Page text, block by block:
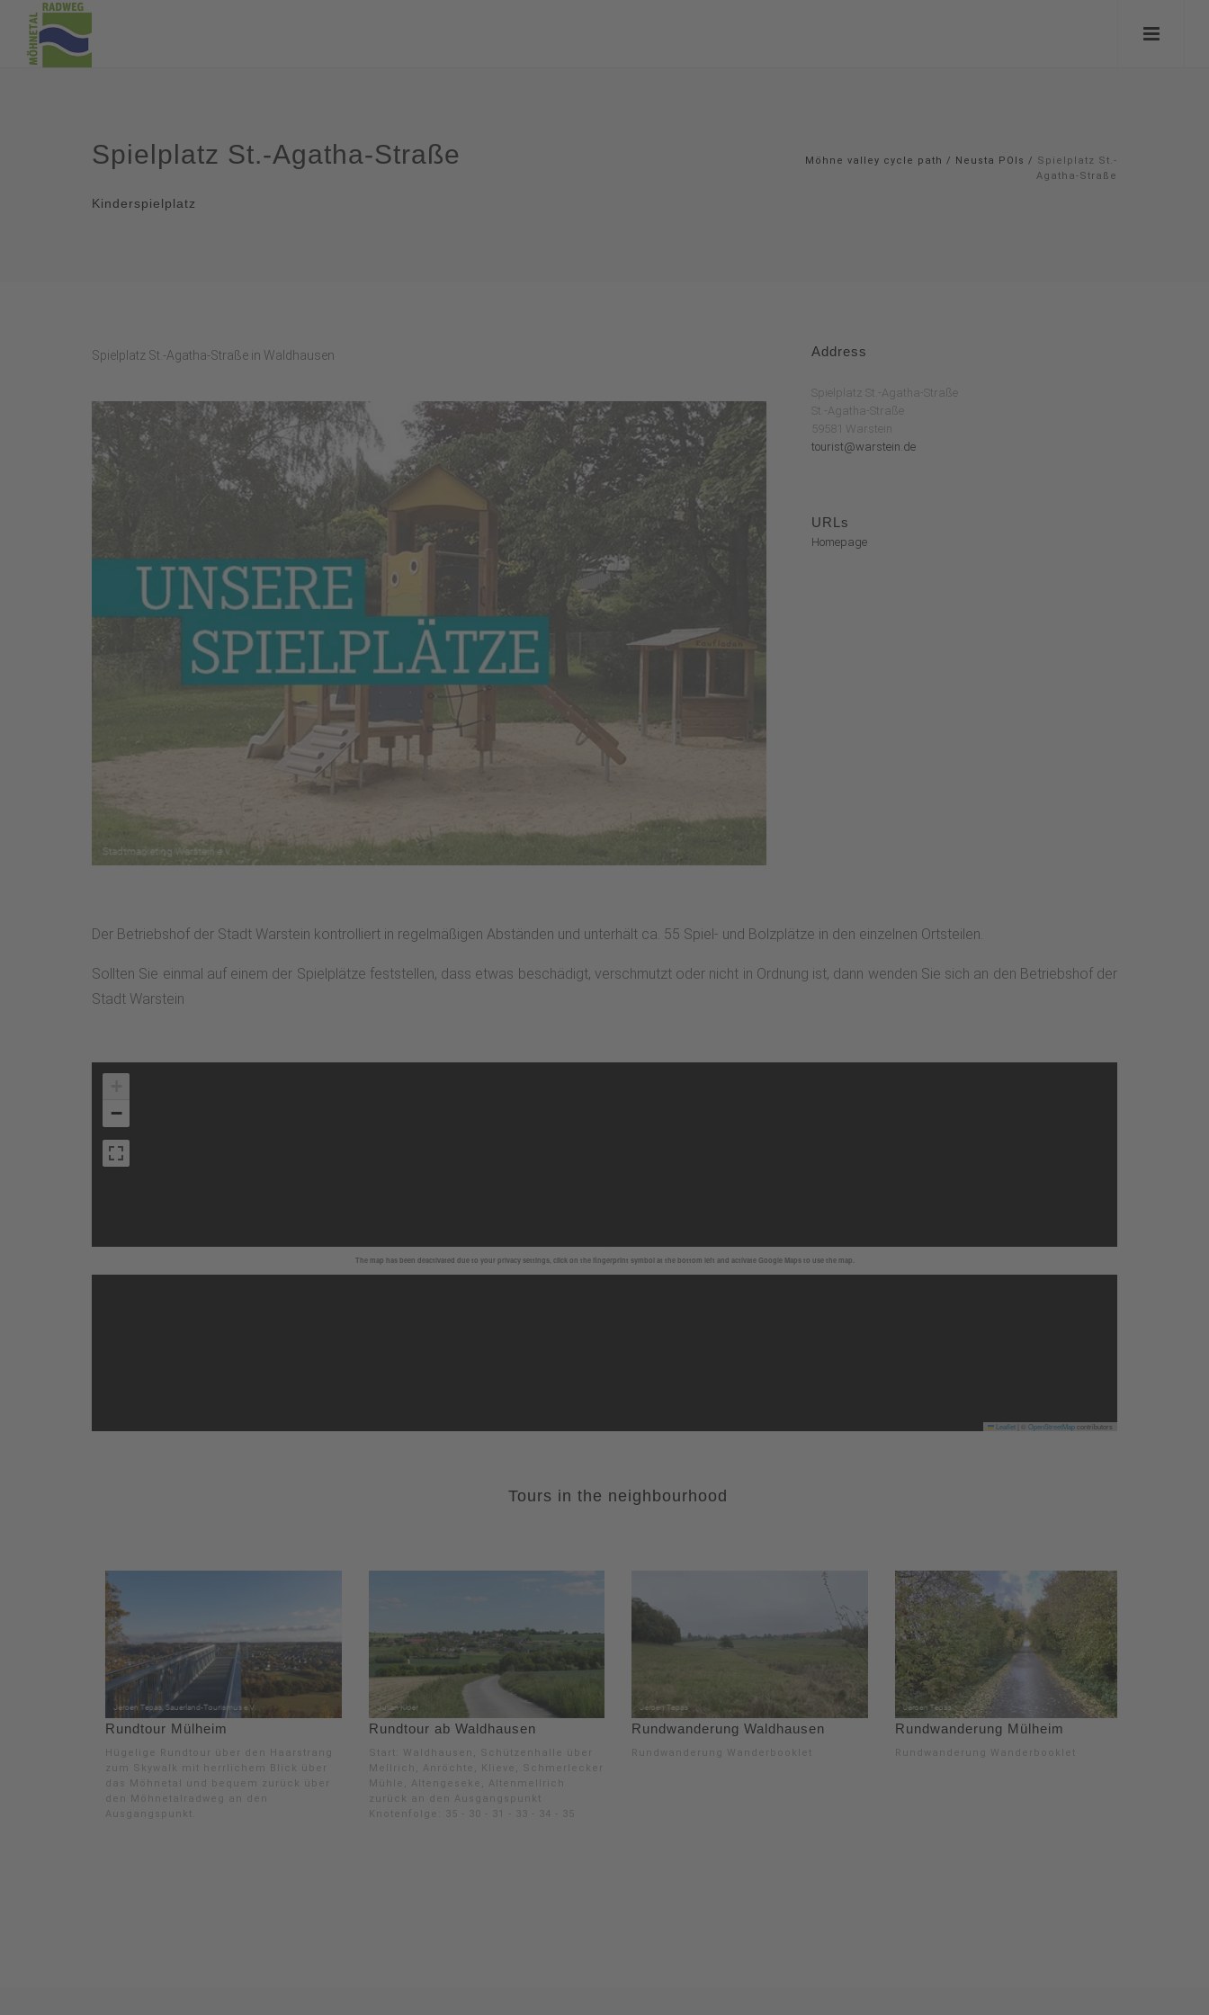
Spielplatz St.-Agatha-Straße
Kinderspielplatz
Möhne valley cycle path / Neusta POIs / Spielplatz St.-
Agatha-Straße
Spielplatz St.-Agatha-Straße in Waldhausen Address
Spielplatz St.-Agatha-Straße
St.-Agatha-Straße
59581 Warstein
tourist@warstein.de
URLs
Homepage
Der Betriebshof der Stadt Warstein kontrolliert in regelmäßigen Abständen und unterhält ca. 55 Spiel- und Bolzplätze in den einzelnen Ortsteilen.
Sollten Sie einmal auf einem der Spielplätze feststellen, dass etwas beschädigt, verschmutzt oder nicht in Ordnung ist, dann wenden Sie sich an den Betriebshof der
Stadt Warstein
The map has been deactivated due to your privacy settings, click on the fingerprint symbol at the bottom left and activate Google Maps to use the map.
−
Leaflet OpenStreetMapcontributors
Tours in the neighbourhood
Rundtour Mülheim
Hügelige Rundtour über den Haarstrang
zum Skywalk mit herrlichem Blick über
das Möhnetal und bequem zurück über
den Möhnetalradweg an den
Ausgangspunkt.
Rundtour ab Waldhausen
Start: Waldhausen, Schützenhalle über
Mellrich, Anröchte, Klieve, Schmerlecker
Mühle, Altengeseke, Altenmellrich
zurück an den Ausgangspunkt
Knotenfolge: 35 - 30 - 31 - 33 - 34 - 35
Rundwanderung Waldhausen
Rundwanderung Wanderbooklet
Rundwanderung Mülheim
Rundwanderung Wanderbooklet